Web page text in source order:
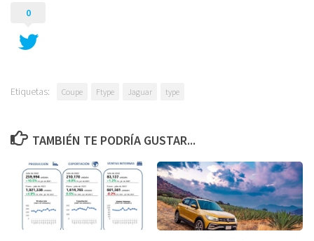
0
Etiquetas: Coupe Ftype Jaguar type
TAMBIÉN TE PODRÍA GUSTAR...